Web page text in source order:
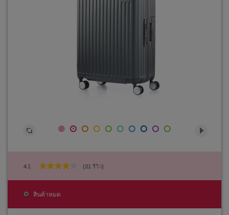
4.1 (21 รีวิว)
4.1
จาก
5
21
สินค้าหมด